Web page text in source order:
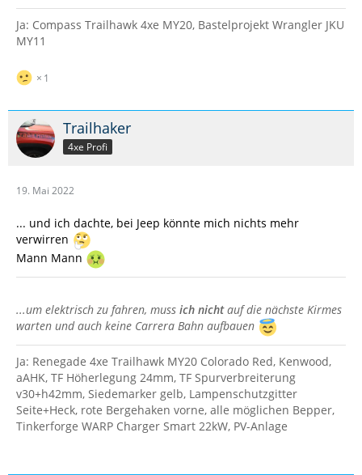
Ja: Compass Trailhawk 4xe MY20, Bastelprojekt Wrangler JKU
MY11
1
Trailhaker
4xe Profi
19. Mai 2022
... und ich dachte, bei Jeep könnte mich nichts mehr
verwirren
Mann Mann
...um elektrisch zu fahren, muss ich nichtauf die nächste Kirmes
warten und auch keine Carrera Bahn aufbauen
Ja: Renegade 4xe Trailhawk MY20 Colorado Red, Kenwood,
aAHK, TF Höherlegung 24mm, TF Spurverbreiterung
v30+h42mm, Siedemarker gelb, Lampenschutzgitter
Seite+Heck, rote Bergehaken vorne, alle möglichen Bepper,
Tinkerforge WARP Charger Smart 22kW, PV-Anlage